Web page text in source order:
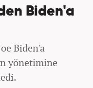
Biden'a
Biden'a
yönetimine